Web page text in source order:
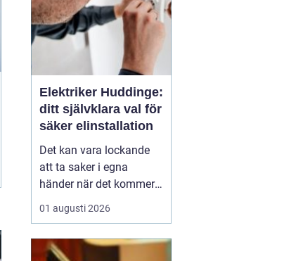
Elektriker Huddinge:
ditt självklara val för
säker elinstallation
Det kan vara lockande
att ta saker i egna
händer när det kommer
till hemförbättringar,
men när det handlar om
alltid bäst att vända sig
01 augusti 2026